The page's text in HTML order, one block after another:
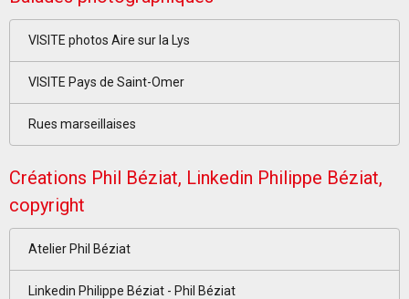
VISITE photos Aire sur la Lys
VISITE Pays de Saint-Omer
Rues marseillaises
Créations Phil Béziat, Linkedin Philippe Béziat,
copyright
Atelier Phil Béziat
Linkedin Philippe Béziat - Phil Béziat